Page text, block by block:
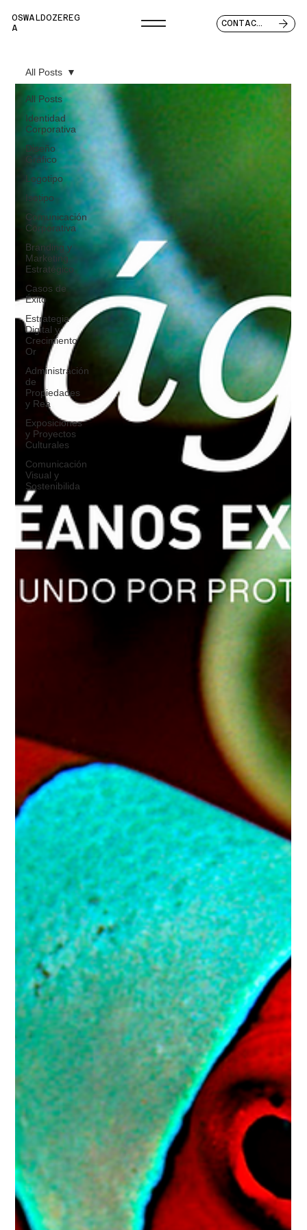
OSWALDOZEREG
A
CONTACTO
All Posts
Identidad
Corporativa
Diseño
Gráfico
Logotipo
Isotipo
Comunicación
Corporativa
Branding y
Marketing
Estratégico
Casos de
Éxito
Estrategia
Digital y
Crecimiento
Or
Administración
de
Propiedades
y Rea
Exposiciones
y Proyectos
Culturales
Comunicación
Visual y
Sostenibilida
All Posts